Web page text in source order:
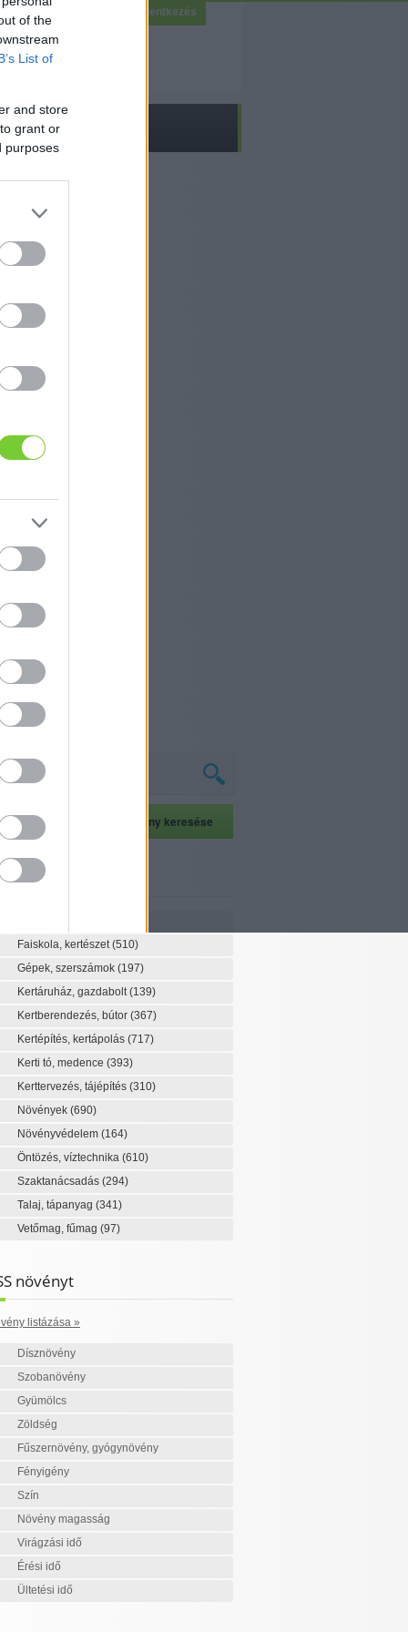
of the
List of
and store
grant or
purposes
Bejelentkezés
szaknévsor
Faiskola, kertészet(510)
Gépek, szerszámok (197)
Kertáruház, gazdabolt(139)
Kertberendezés, bútor (367)
Kertépítés, kertápolás (717)
Kerti tó, medence (393)
Kerttervezés, tájépítés (310)
Növények (690)
Növényvédelem (164)
Öntözés, víztechnika (610)
Szaktanácsadás (294)
Talaj, tápanyag (341)
Vetőmag, fűmag (97)
növényt
listázása »
Dísznövény
Szobanövény
Gyümölcs
Zöldség
Fűszernövény, gyógynövény
Fényigény
Szín
Növény magasság
Virágzási idő
Érési idő
Ültetési idő